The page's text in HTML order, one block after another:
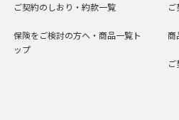
ご契約のしおり・約款一覧
保険をご検討の方へ・商品一覧ト
ップ
商